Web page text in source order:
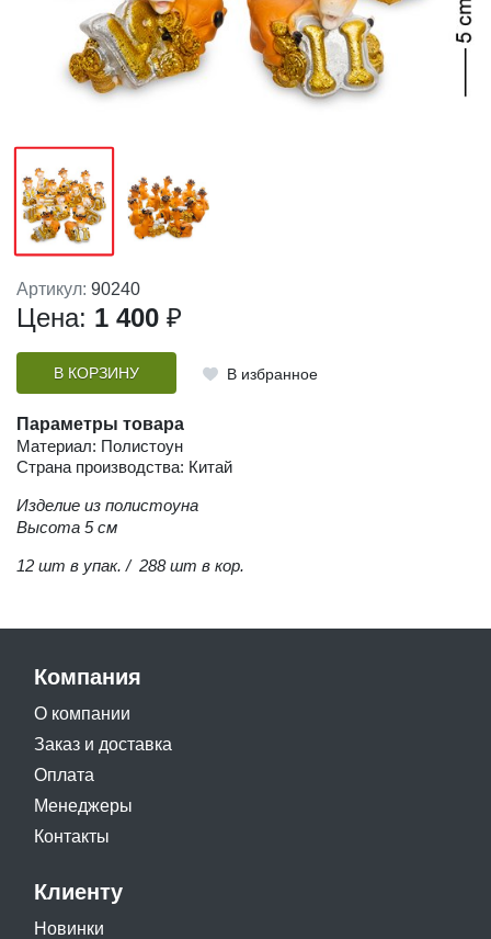
Артикул: 90240
Цена: 1 400 ₽
В КОРЗИНУ В избранное
Параметры товара
Материал: Полистоун
Страна производства: Китай
Изделие из полистоуна
Высота 5 см
12 шт в упак. / 288 шт в кор.
Компания
О компании
Заказ и доставка
Оплата
Менеджеры
Контакты
Клиенту
Новинки